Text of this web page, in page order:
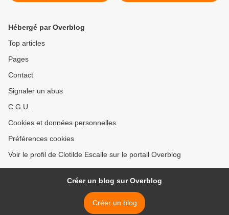
Hébergé par Overblog
Top articles
Pages
Contact
Signaler un abus
C.G.U.
Cookies et données personnelles
Préférences cookies
Voir le profil de Clotilde Escalle sur le portail Overblog
Créer un blog sur Overblog
Créer un blog